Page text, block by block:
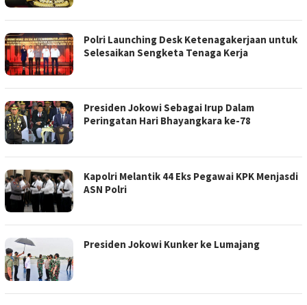
Polri Launching Desk Ketenagakerjaan untuk
Selesaikan Sengketa Tenaga Kerja
Presiden Jokowi Sebagai Irup Dalam
Peringatan Hari Bhayangkara ke-78
Kapolri Melantik 44 Eks Pegawai KPK Menjasdi
ASN Polri
Presiden Jokowi Kunker ke Lumajang